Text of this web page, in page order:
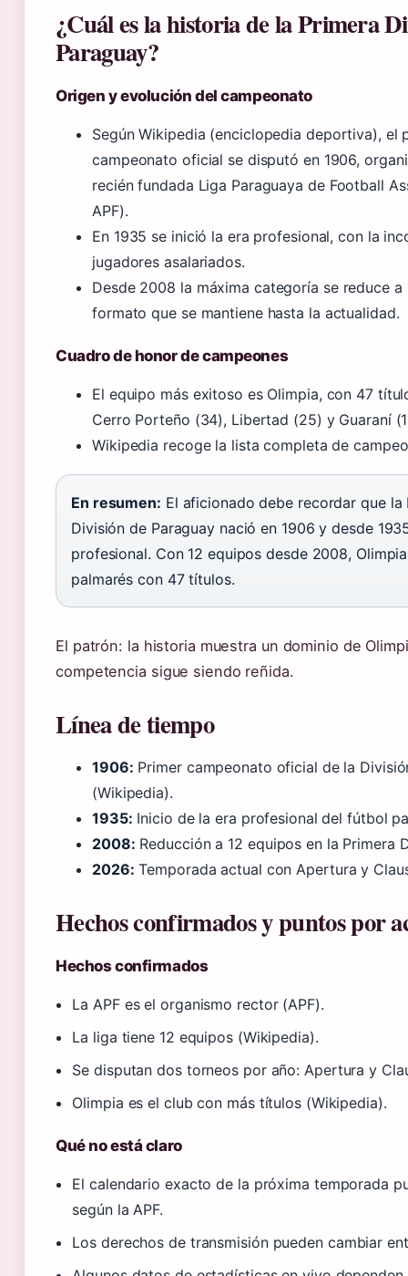
¿Cuál es la historia de la Primera
Paraguay?
Origen y evolución del campeonato
Según Wikipedia (enciclopedia deportiva), el
campeonato oficial se disputó en 1906,
recién fundada Liga Paraguaya de Football
APF).
En 1935 se inició la era profesional, con la
jugadores asalariados.
Desde 2008 la máxima categoría se reduce a
formato que se mantiene hasta la actualidad.
Cuadro de honor de campeones
El equipo más exitoso es Olimpia, con 47
Cerro Porteño (34), Libertad (25) y Guaraní
Wikipedia recoge la lista completa de
En resumen: El aficionado debe recordar que la
División de Paraguay nació en 1906 y desde
profesional. Con 12 equipos desde 2008,
palmarés con 47 títulos.
El patrón: la historia muestra un dominio de
competencia sigue siendo reñida.
Línea de tiempo
1906: Primer campeonato oficial de la
(Wikipedia).
1935: Inicio de la era profesional del fútbol
2008: Reducción a 12 equipos en la Primera
2026: Temporada actual con Apertura y
Hechos confirmados y puntos por
Hechos confirmados
La APF es el organismo rector (APF).
La liga tiene 12 equipos (Wikipedia).
Se disputan dos torneos por año: Apertura y
Olimpia es el club con más títulos (Wikipedia).
Qué no está claro
El calendario exacto de la próxima temporada
según la APF.
Los derechos de transmisión pueden cambiar